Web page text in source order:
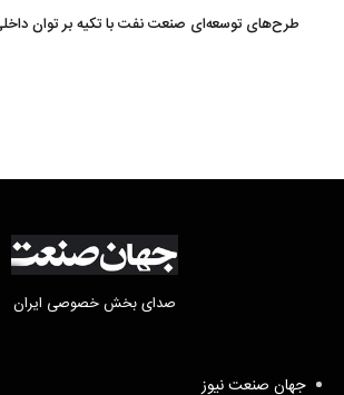
طرح‌های توسعه‌ای صنعت نفت با تکیه بر توان
صدای بخش خصوصی ایران
جهان صنعت نیوز